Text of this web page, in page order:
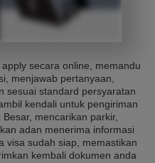
secara online, memandu
menjawab pertanyaan,
sesuai standard persyaratan
kendali untuk pengiriman
mencarikan parkir,
adan menerima informasi
visa sudah siap, memastikan
kembali dokumen anda